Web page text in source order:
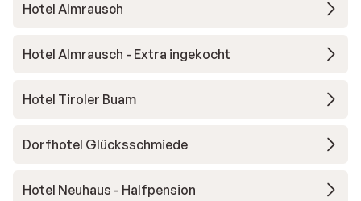
Hotel Almrausch
Hotel Almrausch - Extra ingekocht
Hotel Tiroler Buam
Dorfhotel Glücksschmiede
Hotel Neuhaus - Halfpension